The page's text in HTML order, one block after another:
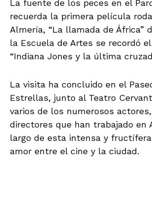
La fuente de los peces en el
recuerda la primera película
Almería, “La llamada de África”
la Escuela de Artes se recordó
“Indiana Jones y la última
La visita ha concluido en el
Estrellas, junto al Teatro
varios de los numerosos
directores que han trabajado en
largo de esta intensa y
amor entre el cine y la ciudad.